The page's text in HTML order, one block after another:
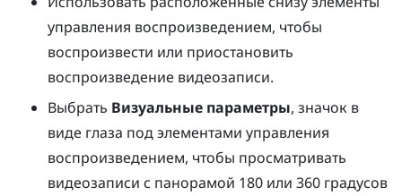
управления воспроизведением, чтобы
воспроизвести или приостановить
воспроизведение видеозаписи.
Выбрать Визуальные параметры, значок в
виде глаза под элементами управления
воспроизведением, чтобы просматривать
видеозаписи с панорамой 180 или 360 градусов